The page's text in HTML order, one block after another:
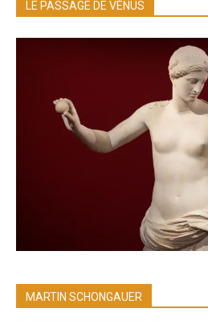
LE PASSAGE DE VÉNUS
MARTIN SCHONGAUER